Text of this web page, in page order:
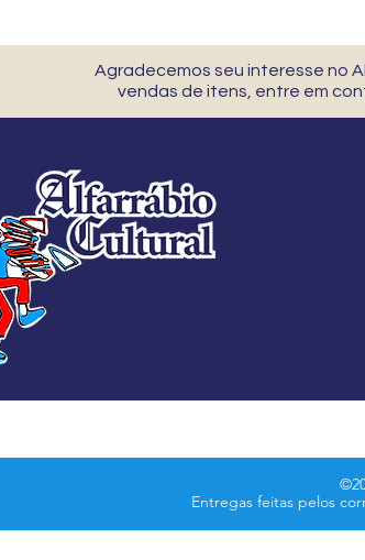
Agradecemos seu interesse no
vendas de itens, entre em
Entregas feitas pelos